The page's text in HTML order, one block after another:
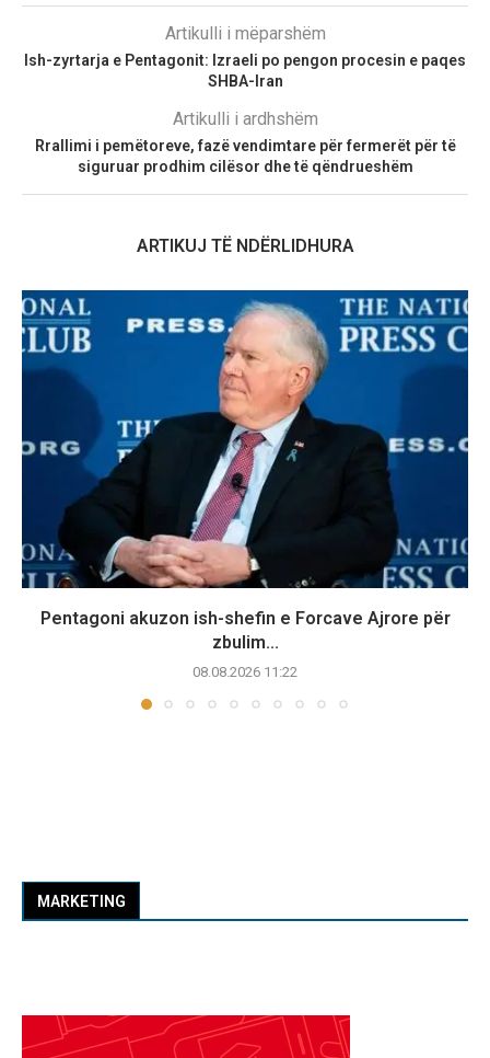
Artikulli i mëparshëm
Ish-zyrtarja e Pentagonit: Izraeli po pengon procesin e paqes
SHBA-Iran
Artikulli i ardhshëm
Rrallimi i pemëtoreve, fazë vendimtare për fermerët për të
siguruar prodhim cilësor dhe të qëndrueshëm
ARTIKUJ TË NDËRLIDHURA
Pentagoni akuzon ish-shefin e Forcave Ajrore për
zbulim...
08.08.2026 11:22
MARKETING